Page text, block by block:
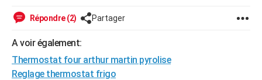
Destinations
City break
Voyage nature
Voyage de noces
Forum
Climat
PHOTO
GUIDES D'ACHAT
BONS PLANS
Répondre (2) Partager
A voir également:
Thermostat four arthur martin pyrolise
Reglage thermostat frigo